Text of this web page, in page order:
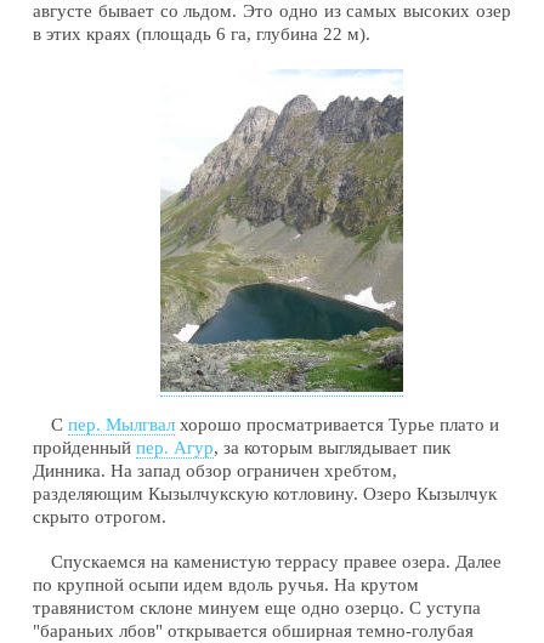
августе бывает со льдом. Это одно из самых высоких озер
в этих краях (площадь 6 га, глубина 22 м).
Спер. Мылгвал хорошо просматривается Турье плато и
пройденныйпер. Агур, за которым выглядывает пик
Динника. На запад обзор ограничен хребтом,
разделяющим Кызылчукскую котловину. Озеро Кызылчук
скрыто отрогом.
Спускаемся на каменистую террасу правее озера. Далее
по крупной осыпи идем вдоль ручья. На крутом
травянистом склоне минуем еще одно озерцо. С уступа
"бараньих лбов" открывается обширная темно-голубая